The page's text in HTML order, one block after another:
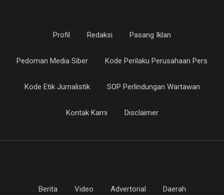
Profil Redaksi Pasang Iklan
Pedoman Media Siber Kode Perilaku Perusahaan Pers
Kode Etik Jurnalistik SOP Perlindungan Wartawan
Kontak Kami Disclaimer
Berita Video Advertorial Daerah